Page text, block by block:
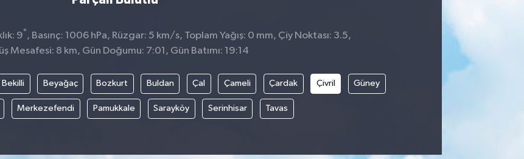
9° , Basınç: 1006 hPa, Rüzgar: 5 km/s, Toplam Yağış: 0 mm, Çiy Noktası: 3.5,
Mesafesi: 8 km, Gün Doğumu: 7:01, Gün Batımı: 19:14
Bekilli Beyağaç Bozkurt Buldan Çal Çameli Çardak Çivril Güney
Merkezefendi Pamukkale Sarayköy Serinhisar Tavas